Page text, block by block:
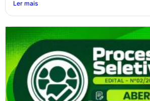
Ler mais